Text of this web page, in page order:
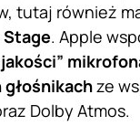
tutaj również
. Apple
ze
Dolby Atmos.